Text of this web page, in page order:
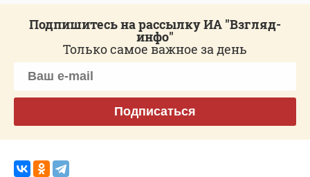
Подпишитесь на рассылку ИА "Взгляд-
инфо"
Только самое важное за день
Подписаться